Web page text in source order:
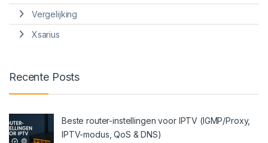
Vergelijking
Xsarius
Recente Posts
Beste router-instellingen voor IPTV (IGMP/Proxy,
IPTV-modus, QoS & DNS)